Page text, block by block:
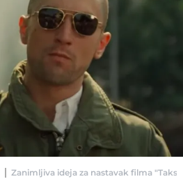
Zanimljiva ideja za nastavak filma